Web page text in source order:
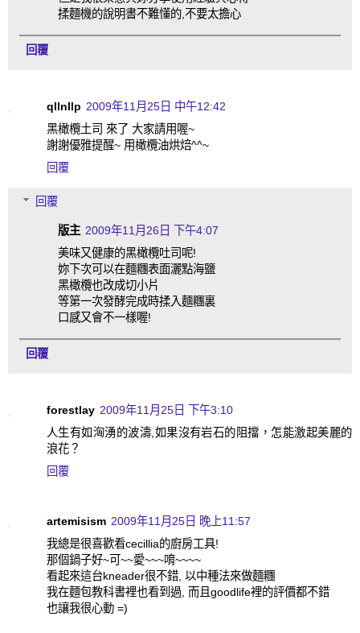
揉麵機的說明書不難懂的,不要太擔心
回覆
qllnllp 2009年11月25日 中午12:42
黑橄欖土司 來了 大家請用喔~
謝謝優雅提醒~ 用橄欖油烘焙^^~
回覆
回覆
版主 2009年11月26日 下午4:07
美味又健康的黑橄欖吐司呢!
妳下次可以在麵糰表面灑點海鹽
黑橄欖也改成切小片
等第一次發酵完成時揉入麵糰裏
口感又會不一樣喔!
回覆
forestlay 2009年11月25日 下午3:10
人生有如洶湧的波濤,如果沒有岩石的阻擋，怎能激起美麗的
浪花？
回覆
artemisism 2009年11月25日 晚上11:57
我總是很喜歡看cecillia的廚房工具!
那個鍋子好~可~~愛~~~唷~~~~
看起來這台kneader很不錯, 以中種法來做麵糰
我在麵包教科書裡也看到過, 而且goodlife裡的評價都不錯
也讓我很心動 =)